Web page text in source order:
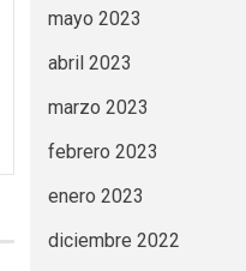
mayo 2023
abril 2023
marzo 2023
febrero 2023
enero 2023
diciembre 2022